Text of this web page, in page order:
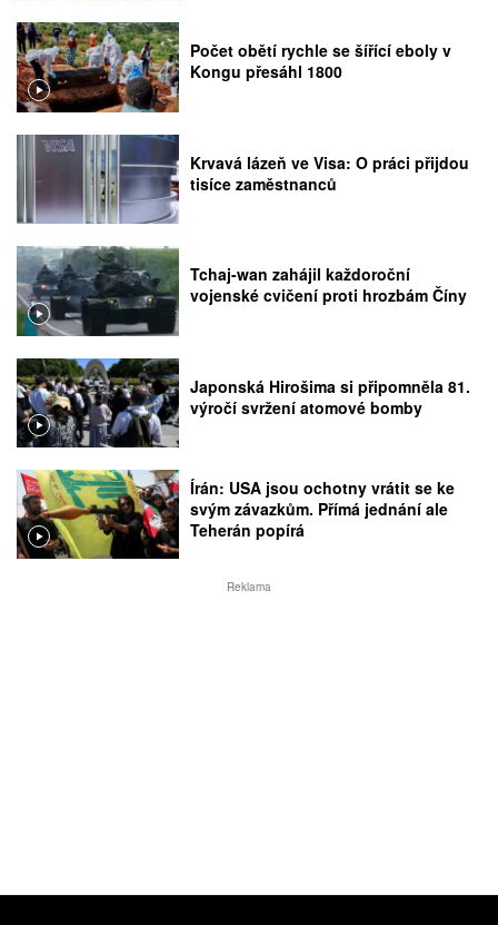
Počet obětí rychle se šířící eboly v
Kongu přesáhl 1800
Krvavá lázeň ve Visa: O práci přijdou
tisíce zaměstnanců
Tchaj-wan zahájil každoroční
vojenské cvičení proti hrozbám Číny
Japonská Hirošima si připomněla 81.
výročí svržení atomové bomby
Írán: USA jsou ochotny vrátit se ke
svým závazkům. Přímá jednání ale
Teherán popírá
Reklama